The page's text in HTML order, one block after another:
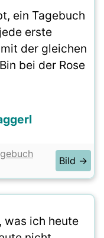
ein Tagebuch
erste
der gleichen
bei der Rose
Bild →
was ich heute